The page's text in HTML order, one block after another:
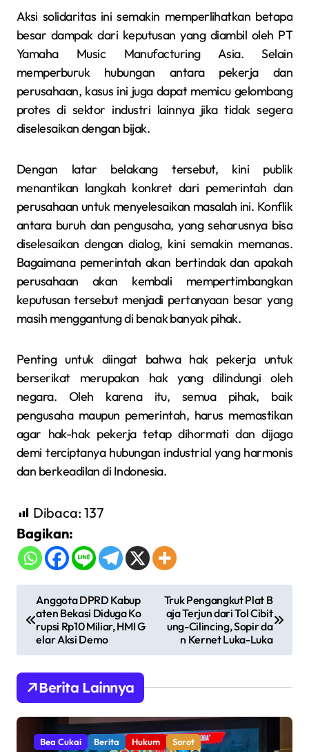
Aksi solidaritas ini semakin memperlihatkan betapa
besar dampak dari keputusan yang diambil oleh PT
Yamaha Music Manufacturing Asia. Selain
memperburuk hubungan antara pekerja dan
perusahaan, kasus ini juga dapat memicu gelombang
protes di sektor industri lainnya jika tidak segera
diselesaikan dengan bijak.
Dengan latar belakang tersebut, kini publik
menantikan langkah konkret dari pemerintah dan
perusahaan untuk menyelesaikan masalah ini. Konflik
antara buruh dan pengusaha, yang seharusnya bisa
diselesaikan dengan dialog, kini semakin memanas.
Bagaimana pemerintah akan bertindak dan apakah
perusahaan akan kembali mempertimbangkan
keputusan tersebut menjadi pertanyaan besar yang
masih menggantung di benak banyak pihak.
Penting untuk diingat bahwa hak pekerja untuk
berserikat merupakan hak yang dilindungi oleh
negara. Oleh karena itu, semua pihak, baik
pengusaha maupun pemerintah, harus memastikan
agar hak-hak pekerja tetap dihormati dan dijaga
demi terciptanya hubungan industrial yang harmonis
dan berkeadilan di Indonesia.
Dibaca: 137
Bagikan:
a
a
Anggota DPRD Kabup
aten Bekasi Diduga Ko
rupsi Rp10 Miliar, HMI G
elar Aksi Demo
Truk Pengangkut Plat B
aja Terjun dari Tol Cibit
ung-Cilincing, Sopir da
n Kernet Luka-Luka
Berita Lainnya
Bea Cukai Berita Hukum Sorot